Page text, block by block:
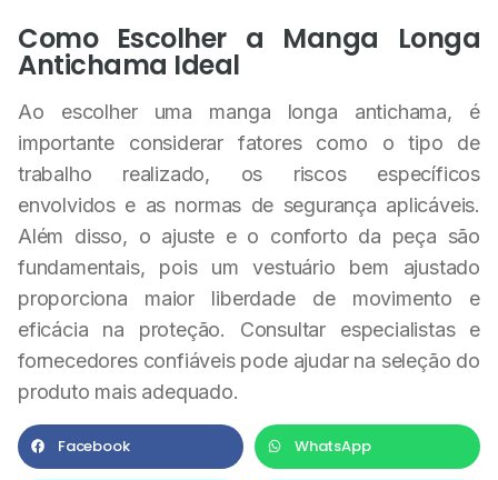
Como Escolher a Manga Longa
Antichama Ideal
Ao escolher uma manga longa antichama, é
importante considerar fatores como o tipo de
trabalho realizado, os riscos específicos
envolvidos e as normas de segurança aplicáveis.
Além disso, o ajuste e o conforto da peça são
fundamentais, pois um vestuário bem ajustado
proporciona maior liberdade de movimento e
eficácia na proteção. Consultar especialistas e
fornecedores confiáveis pode ajudar na seleção do
produto mais adequado.
Facebook WhatsApp